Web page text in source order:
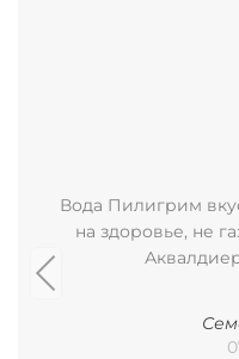
Вода Пилигрим
на здоровье, не